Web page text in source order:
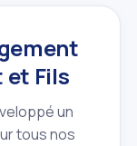
et Fils
un
tous nos